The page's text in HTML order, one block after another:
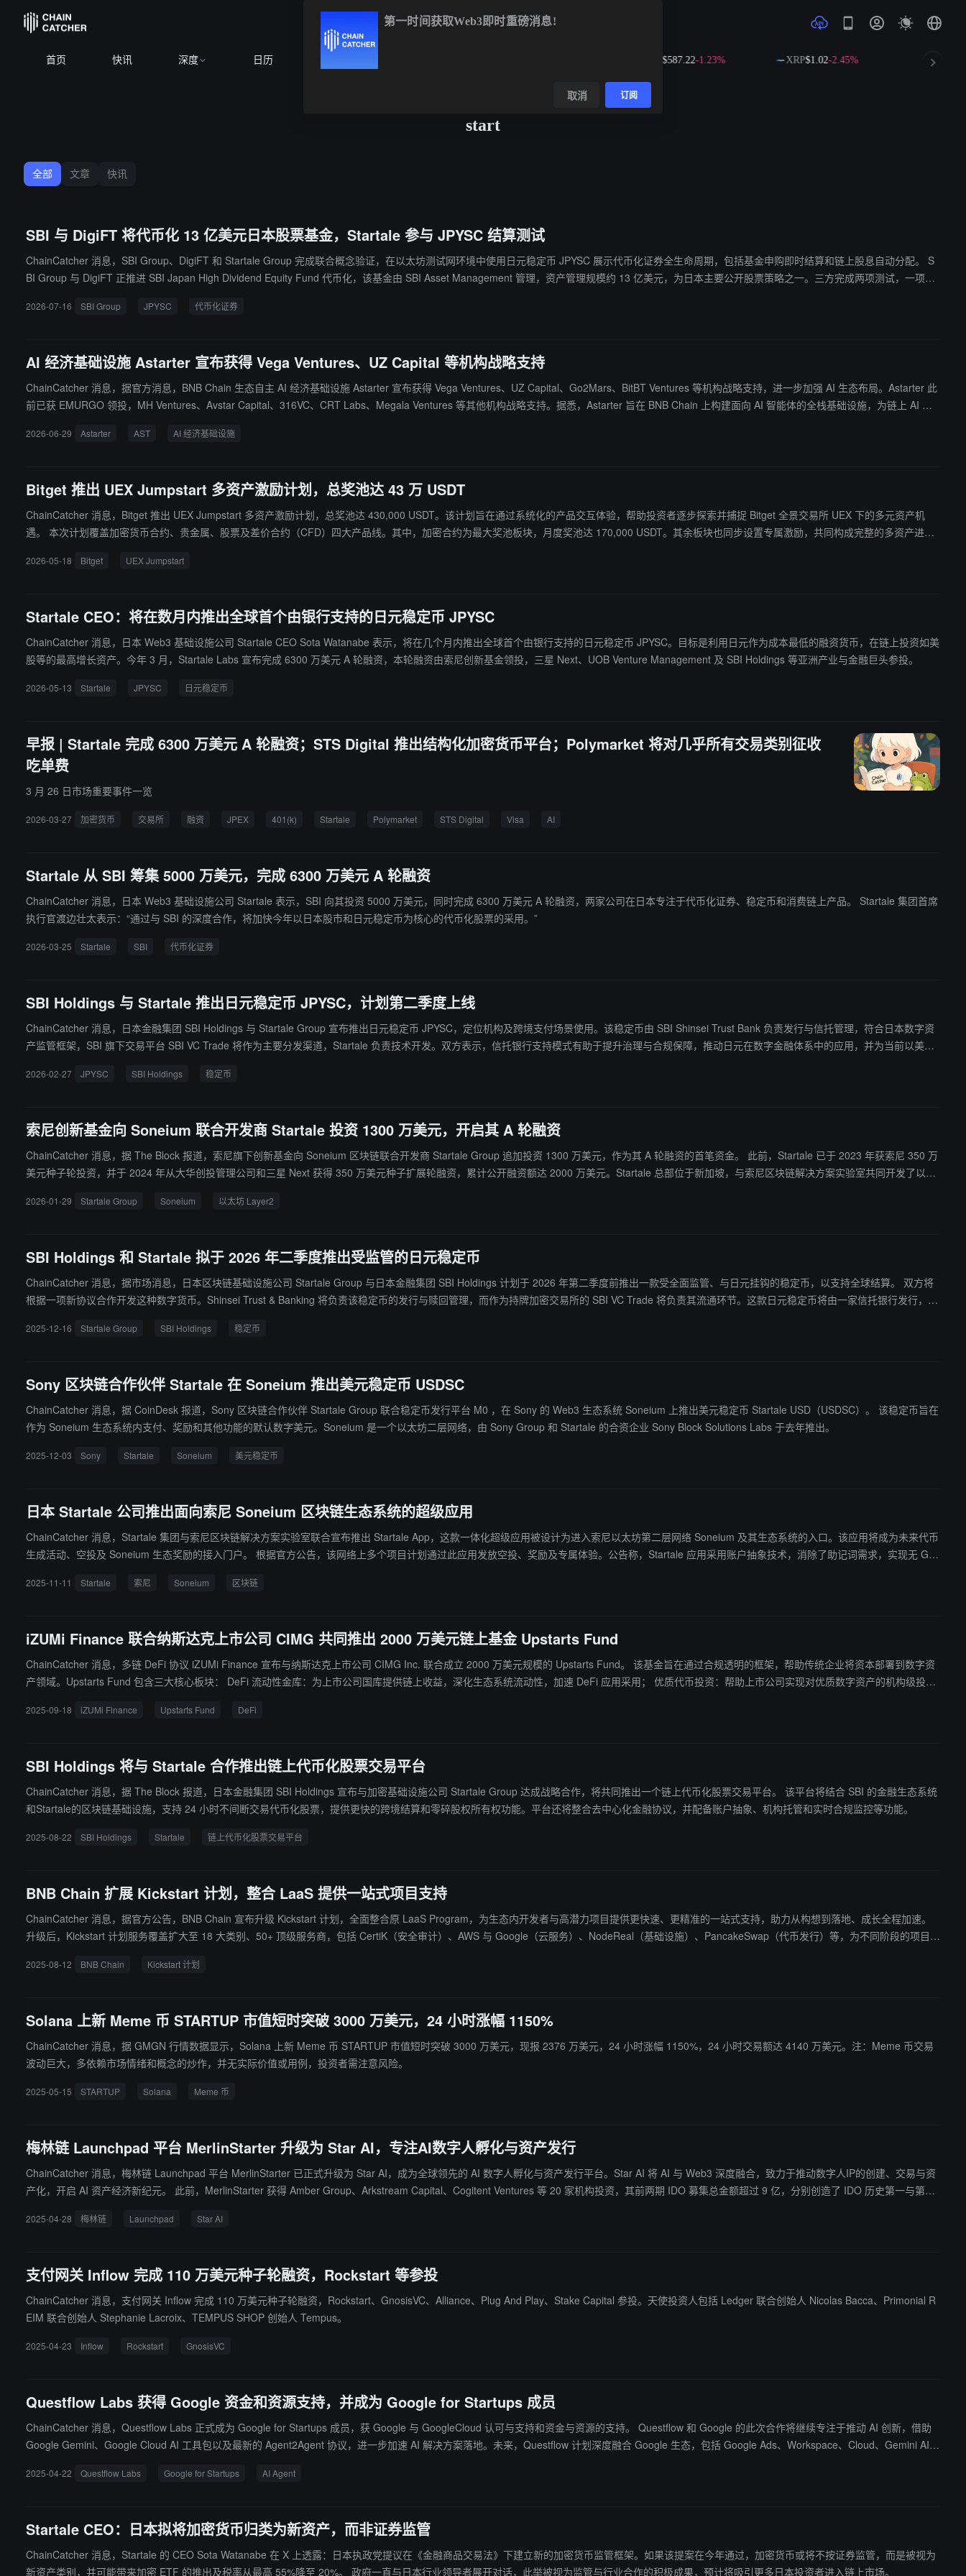
首页 快讯 深度 日历 $587.22-1.23% XRP$1.02-2.45% $72.56
start
全部 文章 快讯
SBI 与 DigiFT 将代币化 13 亿美元日本股票基金，Startale 参与 JPYSC 结算测试
ChainCatcher 消息，SBI Group、DigiFT 和 Startale Group 完成联合概念验证，在以太坊测试网环境中使用日元稳定币 JPYSC 展示代币化证券全生命周期，包括基金申购即时结算和链上股息自动分配。 S
BI Group 与 DigiFT 正推进 SBI Japan High Dividend Equity Fund 代币化，该基金由 SBI Asset Management 管理，资产管理规模约 13 亿美元，为日本主要公开股票策略之一。三方完成两项测试，一项展
Gauntlet 等生态合作方测试抵押借贷和链上资产管理等用例。
2026-07-16 SBI Group JPYSC 代币化证券
AI 经济基础设施 Astarter 宣布获得 Vega Ventures、UZ Capital 等机构战略支持
ChainCatcher 消息，据官方消息，BNB Chain 生态自主 AI 经济基础设施 Astarter 宣布获得 Vega Ventures、UZ Capital、Go2Mars、BitBT Ventures 等机构战略支持，进一步加强 AI 生态布局。Astarter 此
前已获 EMURGO 领投，MH Ventures、Avstar Capital、316VC、CRT Labs、Megala Ventures 等其他机构战略支持。据悉，Astarter 旨在 BNB Chain 上构建面向 AI 智能体的全栈基础设施，为链上 AI 智
第三季度上线。此次战略合作将进一步推动 Astarter 在算力网络、产品与生态层面的发展。
2026-06-29 Astarter AST AI 经济基础设施
Bitget 推出 UEX Jumpstart 多资产激励计划，总奖池达 43 万 USDT
ChainCatcher 消息，Bitget 推出 UEX Jumpstart 多资产激励计划，总奖池达 430,000 USDT。该计划旨在通过系统化的产品交互体验，帮助投资者逐步探索并捕捉 Bitget 全景交易所 UEX 下的多元资产机
遇。 本次计划覆盖加密货币合约、贵金属、股票及差价合约（CFD）四大产品线。其中，加密合约为最大奖池板块，月度奖池达 170,000 USDT。其余板块也同步设置专属激励，共同构成完整的多资产进阶
2026-05-18 Bitget UEX Jumpstart
Startale CEO：将在数月内推出全球首个由银行支持的日元稳定币 JPYSC
ChainCatcher 消息，日本 Web3 基础设施公司 Startale CEO Sota Watanabe 表示，将在几个月内推出全球首个由银行支持的日元稳定币 JPYSC。目标是利用日元作为成本最低的融资货币，在链上投资如美
股等的最高增长资产。今年 3 月，Startale Labs 宣布完成 6300 万美元 A 轮融资，本轮融资由索尼创新基金领投，三星 Next、UOB Venture Management 及 SBI Holdings 等亚洲产业与金融巨头参投。
2026-05-13 Startale JPYSC 日元稳定币
早报 | Startale 完成 6300 万美元 A 轮融资；STS Digital 推出结构化加密货币平台；Polymarket 将对几乎所有交易类别征收
吃单费
3 月 26 日市场重要事件一览
2026-03-27 加密货币 交易所 融资 JPEX 401(k) Startale Polymarket STS Digital Visa AI
Startale 从 SBI 筹集 5000 万美元，完成 6300 万美元 A 轮融资
ChainCatcher 消息，日本 Web3 基础设施公司 Startale 表示，SBI 向其投资 5000 万美元，同时完成 6300 万美元 A 轮融资，两家公司在日本专注于代币化证券、稳定币和消费链上产品。 Startale 集团首席
执行官渡边壮太表示：“通过与 SBI 的深度合作，将加快今年以日本股市和日元稳定币为核心的代币化股票的采用。”
2026-03-25 Startale SBI 代币化证券
SBI Holdings 与 Startale 推出日元稳定币 JPYSC，计划第二季度上线
ChainCatcher 消息，日本金融集团 SBI Holdings 与 Startale Group 宣布推出日元稳定币 JPYSC，定位机构及跨境支付场景使用。该稳定币由 SBI Shinsei Trust Bank 负责发行与信托管理，符合日本数字资
产监管框架，SBI 旗下交易平台 SBI VC Trade 将作为主要分发渠道，Startale 负责技术开发。双方表示，信托银行支持模式有助于提升治理与合规保障，推动日元在数字金融体系中的应用，并为当前以美元
年 10 月，日本批准 JPYC 发行日元稳定币。三大银行 MUFG、SMBC 与 Mizuho 亦已开展稳定币及代币化存款试点。
2026-02-27 JPYSC SBI Holdings 稳定币
索尼创新基金向 Soneium 联合开发商 Startale 投资 1300 万美元，开启其 A 轮融资
ChainCatcher 消息，据 The Block 报道，索尼旗下创新基金向 Soneium 区块链联合开发商 Startale Group 追加投资 1300 万美元，作为其 A 轮融资的首笔资金。 此前，Startale 已于 2023 年获索尼 350 万
美元种子轮投资，并于 2024 年从大华创投管理公司和三星 Next 获得 350 万美元种子扩展轮融资，累计公开融资额达 2000 万美元。Startale 总部位于新加坡，与索尼区块链解决方案实验室共同开发了以太
2026-01-29 Startale Group Soneium 以太坊 Layer2
SBI Holdings 和 Startale 拟于 2026 年二季度推出受监管的日元稳定币
ChainCatcher 消息，据市场消息，日本区块链基础设施公司 Startale Group 与日本金融集团 SBI Holdings 计划于 2026 年第二季度前推出一款受全面监管、与日元挂钩的稳定币，以支持全球结算。 双方将
根据一项新协议合作开发这种数字货币。Shinsei Trust & Banking 将负责该稳定币的发行与赎回管理，而作为持牌加密交易所的 SBI VC Trade 将负责其流通环节。这款日元稳定币将由一家信托银行发行，旨
2025-12-16 Startale Group SBI Holdings 稳定币
Sony 区块链合作伙伴 Startale 在 Soneium 推出美元稳定币 USDSC
ChainCatcher 消息，据 CoinDesk 报道，Sony 区块链合作伙伴 Startale Group 联合稳定币发行平台 M0 ，在 Sony 的 Web3 生态系统 Soneium 上推出美元稳定币 Startale USD（USDSC）。 该稳定币旨在
作为 Soneium 生态系统内支付、奖励和其他功能的默认数字美元。Soneium 是一个以太坊二层网络，由 Sony Group 和 Startale 的合资企业 Sony Block Solutions Labs 于去年推出。
2025-12-03 Sony Startale Soneium 美元稳定币
日本 Startale 公司推出面向索尼 Soneium 区块链生态系统的超级应用
ChainCatcher 消息，Startale 集团与索尼区块链解决方案实验室联合宣布推出 Startale App，这款一体化超级应用被设计为进入索尼以太坊第二层网络 Soneium 及其生态系统的入口。该应用将成为未来代币
生成活动、空投及 Soneium 生态奖励的接入门户。 根据官方公告，该网络上多个项目计划通过此应用发放空投、奖励及专属体验。公告称，Startale 应用采用账户抽象技术，消除了助记词需求，实现无 Gas
2025-11-11 Startale 索尼 Soneium 区块链
iZUMi Finance 联合纳斯达克上市公司 CIMG 共同推出 2000 万美元链上基金 Upstarts Fund
ChainCatcher 消息，多链 DeFi 协议 iZUMi Finance 宣布与纳斯达克上市公司 CIMG Inc. 联合成立 2000 万美元规模的 Upstarts Fund。 该基金旨在通过合规透明的框架，帮助传统企业将资本部署到数字资
产领域。Upstarts Fund 包含三大核心板块： DeFi 流动性金库：为上市公司国库提供链上收益，深化生态系统流动性，加速 DeFi 应用采用； 优质代币投资：帮助上市公司实现对优质数字资产的机构级投资
2025-09-18 iZUMi Finance Upstarts Fund DeFi
SBI Holdings 将与 Startale 合作推出链上代币化股票交易平台
ChainCatcher 消息，据 The Block 报道，日本金融集团 SBI Holdings 宣布与加密基础设施公司 Startale Group 达成战略合作，将共同推出一个链上代币化股票交易平台。 该平台将结合 SBI 的金融生态系统
和Startale的区块链基础设施，支持 24 小时不间断交易代币化股票，提供更快的跨境结算和零碎股权所有权功能。平台还将整合去中心化金融协议，并配备账户抽象、机构托管和实时合规监控等功能。
2025-08-22 SBI Holdings Startale 链上代币化股票交易平台
BNB Chain 扩展 Kickstart 计划，整合 LaaS 提供一站式项目支持
ChainCatcher 消息，据官方公告，BNB Chain 宣布升级 Kickstart 计划，全面整合原 LaaS Program，为生态内开发者与高潜力项目提供更快速、更精准的一站式支持，助力从构想到落地、成长全程加速。
升级后，Kickstart 计划服务覆盖扩大至 18 大类别、50+ 顶级服务商，包括 CertiK（安全审计）、AWS 与 Google（云服务）、NodeReal（基础设施）、PancakeSwap（代币发行）等，为不同阶段的项目提
长阶段：面向已具备市场潜力的优质项目，提供全方位成长资源与合作伙伴链接。 BNB Chain 表示，此次升级将降低 Web3 建设门槛，推动更多优质项目加速发展，并欢迎更多服务商加入，支持生态的下一
2025-08-12 BNB Chain Kickstart 计划
Solana 上新 Meme 币 STARTUP 市值短时突破 3000 万美元，24 小时涨幅 1150%
ChainCatcher 消息，据 GMGN 行情数据显示，Solana 上新 Meme 币 STARTUP 市值短时突破 3000 万美元，现报 2376 万美元，24 小时涨幅 1150%，24 小时交易额达 4140 万美元。注：Meme 币交易
波动巨大，多依赖市场情绪和概念的炒作，并无实际价值或用例，投资者需注意风险。
2025-05-15 STARTUP Solana Meme 币
梅林链 Launchpad 平台 MerlinStarter 升级为 Star AI，专注AI数字人孵化与资产发行
ChainCatcher 消息，梅林链 Launchpad 平台 MerlinStarter 已正式升级为 Star AI，成为全球领先的 AI 数字人孵化与资产发行平台。Star AI 将 AI 与 Web3 深度融合，致力于推动数字人IP的创建、交易与资
产化，开启 AI 资产经济新纪元。 此前，MerlinStarter 获得 Amber Group、Arkstream Capital、Cogitent Ventures 等 20 家机构投资，其前两期 IDO 募集总金额超过 9 亿，分别创造了 IDO 历史第一与第二
2025-04-28 梅林链 Launchpad Star AI
支付网关 Inflow 完成 110 万美元种子轮融资，Rockstart 等参投
ChainCatcher 消息，支付网关 Inflow 完成 110 万美元种子轮融资，Rockstart、GnosisVC、Alliance、Plug And Play、Stake Capital 参投。天使投资人包括 Ledger 联合创始人 Nicolas Bacca、Primonial R
EIM 联合创始人 Stephanie Lacroix、TEMPUS SHOP 创始人 Tempus。
2025-04-23 Inflow Rockstart GnosisVC
Questflow Labs 获得 Google 资金和资源支持，并成为 Google for Startups 成员
ChainCatcher 消息，Questflow Labs 正式成为 Google for Startups 成员，获 Google 与 GoogleCloud 认可与支持和资金与资源的支持。 Questflow 和 Google 的此次合作将继续专注于推动 AI 创新，借助
Google Gemini、Google Cloud AI 工具包以及最新的 Agent2Agent 协议，进一步加速 AI 解决方案落地。未来，Questflow 计划深度融合 Google 生态，包括 Google Ads、Workspace、Cloud、Gemini AI
加密货币支付，开启无缝智能新时代。
2025-04-22 Questflow Labs Google for Startups AI Agent
Startale CEO：日本拟将加密货币归类为新资产，而非证券监管
ChainCatcher 消息，Startale 的 CEO Sota Watanabe 在 X 上透露：日本执政党提议在《金融商品交易法》下建立新的加密货币监管框架。如果该提案在今年通过，加密货币或将不按证券监管，而是被视为
新资产类别，并可能带来加密 ETF 的推出及税率从最高 55%降至 20%。 政府一直与日本行业领导者展开对话，此举被视为监管与行业合作的积极成果，预计将吸引更多日本投资者进入链上市场。
第一时间获取Web3即时重磅消息!
取消 订阅